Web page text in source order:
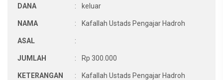
DANA : keluar
NAMA : Kafallah Ustads Pengajar Hadroh
ASAL :
JUMLAH : Rp 300.000
KETERANGAN : Kafallah Ustads Pengajar Hadroh